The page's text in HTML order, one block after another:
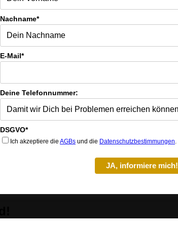
Nachname*
E-Mail*
Deine Telefonnummer:
DSGVO*
Ich akzeptiere die AGBs und die Datenschutzbestimmungen.
JA, informiere mich!